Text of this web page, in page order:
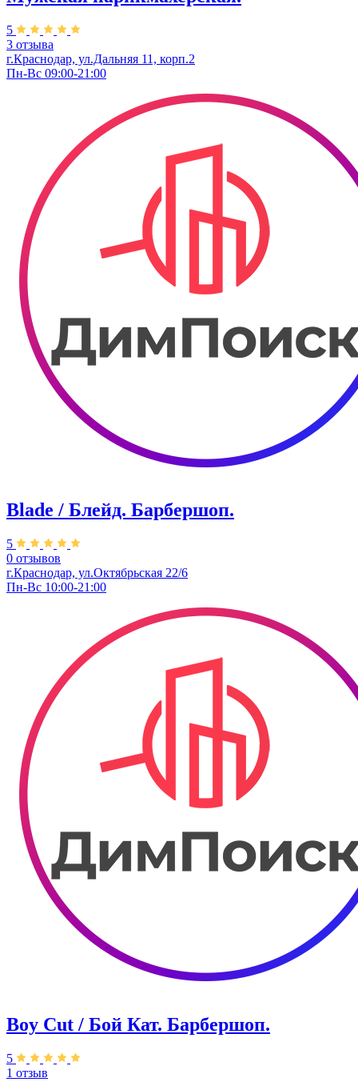
5
3 отзыва
г.Краснодар, ул.Дальняя 11, корп.2
Пн-Вс 09:00-21:00
Blade / Блейд. Барбершоп.
5
0 отзывов
г.Краснодар, ул.Октябрьская 22/6
Пн-Вс 10:00-21:00
Boy Cut / Бой Кат. Барбершоп.
5
1 отзыв